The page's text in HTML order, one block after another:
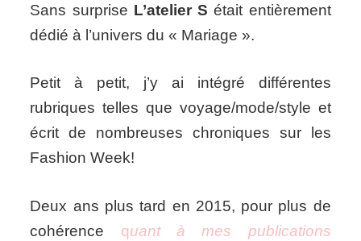
Sans surprise L’atelier S était entièrement
dédié à l’univers du « Mariage ».
Petit à petit, j’y ai intégré différentes
rubriques telles que voyage/mode/style et
écrit de nombreuses chroniques sur les
Fashion Week!
Deux ans plus tard en 2015, pour plus de
cohérence quant à mes publications